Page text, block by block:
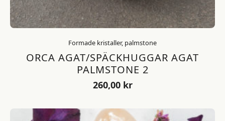
Formade kristaller, palmstone
ORCA AGAT/SPÄCKHUGGAR AGAT
PALMSTONE 2
260,00 kr